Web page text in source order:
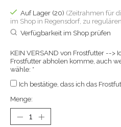
Auf Lager (20) (Zeitrahmen für
im Shop in Regensdorf, zu
Verfügbarkeit im Shop prüfen
KEIN VERSAND von Frostfutter -->
Frostfutter abholen komme, auch
wähle: *
Ich bestätige, dass ich das
Menge: